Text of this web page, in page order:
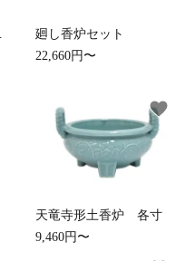
廻し香炉セット
22,660円〜
天竜寺形土香炉 各寸
9,460円〜
favorite